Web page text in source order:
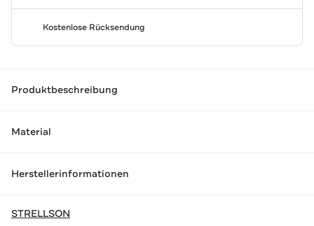
Kostenlose Rücksendung
Produktbeschreibung
Material
Herstellerinformationen
STRELLSON